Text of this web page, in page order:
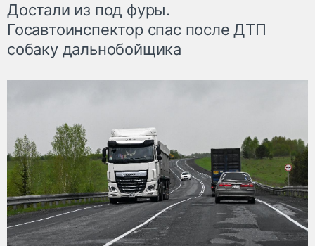
Достали из под фуры.
Госавтоинспектор спас после ДТП
собаку дальнобойщика